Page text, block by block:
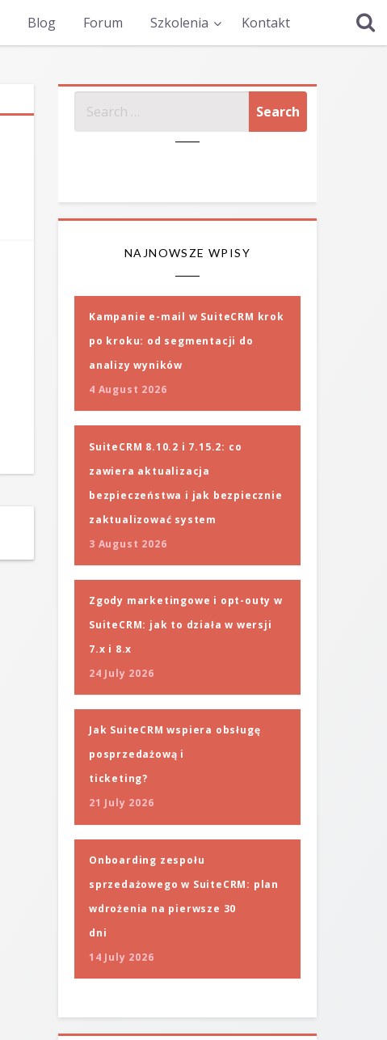
Blog Forum Szkolenia Kontakt
NAJNOWSZE WPISY
Kampanie e-mail w SuiteCRM krok
po kroku: od segmentacji do
analizy wyników
4 August 2026
SuiteCRM 8.10.2 i 7.15.2: co
zawiera aktualizacja
bezpieczeństwa i jak bezpiecznie
zaktualizować system
3 August 2026
Zgody marketingowe i opt-outy w
SuiteCRM: jak to działa w wersji
7.x i 8.x
24 July 2026
Jak SuiteCRM wspiera obsługę
posprzedażową i
ticketing?
21 July 2026
Onboarding zespołu
sprzedażowego w SuiteCRM: plan
wdrożenia na pierwsze 30
dni
14 July 2026